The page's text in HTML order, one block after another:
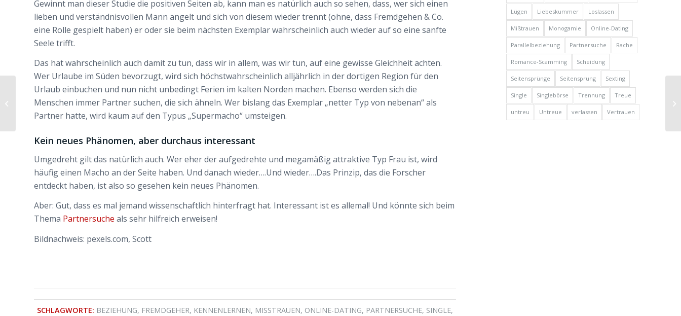
Gewinnt man dieser Studie die positiven Seiten ab, kann man es natürlich auch so sehen, dass, wer sich einen
lieben und verständnisvollen Mann angelt und sich von diesem wieder trennt (ohne, dass Fremdgehen & Co.
eine Rolle gespielt haben) er oder sie beim nächsten Exemplar wahrscheinlich auch wieder auf so eine sanfte
Seele trifft.
Das hat wahrscheinlich auch damit zu tun, dass wir in allem, was wir tun, auf eine gewisse Gleichheit achten.
Wer Urlaube im Süden bevorzugt, wird sich höchstwahrscheinlich alljährlich in der dortigen Region für den
Urlaub einbuchen und nun nicht unbedingt Ferien im kalten Norden machen. Ebenso werden sich die
Menschen immer Partner suchen, die sich ähneln. Wer bislang das Exemplar „netter Typ von nebenan“ als
Partner hatte, wird kaum auf den Typus „Supermacho“ umsteigen.
Kein neues Phänomen, aber durchaus interessant
Umgedreht gilt das natürlich auch. Wer eher der aufgedrehte und megamäßig attraktive Typ Frau ist, wird
häufig einen Macho an der Seite haben. Und danach wieder….Und wieder….Das Prinzip, das die Forscher
entdeckt haben, ist also so gesehen kein neues Phänomen.
Aber: Gut, dass es mal jemand wissenschaftlich hinterfragt hat. Interessant ist es allemal! Und könnte sich beim
Thema Partnersuche als sehr hilfreich erweisen!
Bildnachweis: pexels.com, Scott
SCHLAGWORTE: BEZIEHUNG, FREMDGEHER, KENNENLERNEN, MISSTRAUEN , ONLINE-DATING, PARTNERSUCHE, SINGLE,
Lügen Liebeskummer Loslassen
Mißtrauen Monogamie Online-Dating
Parallelbeziehung Partnersuche Rache
Romance-Scamming Scheidung
Seitensprünge Seitensprung Sexting
Single Singlebörse Trennung Treue
untreu Untreue verlassen Vertrauen
Pickable – neue App
macht Frauen beim
unsichtb...